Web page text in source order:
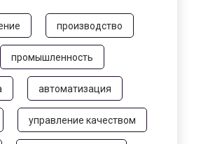
производство
промышленность
автоматизация
управление качеством